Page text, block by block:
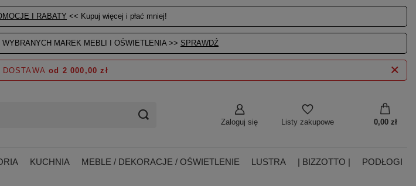
I RABATY << Kupuj więcej i płać mniej!
MAREK MEBLI I OŚWIETLENIA >> SPRAWDŹ
Zaloguj się Listy zakupowe 0,00 zł
DOSTAWA od 2 000,00 zł
KUCHNIA MEBLE / DEKORACJE / OŚWIETLENIE LUSTRA | BIZZOTTO |
PODŁOGI